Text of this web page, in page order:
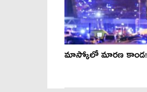
మాస్కోలో మార‌ణ కాండ‌!